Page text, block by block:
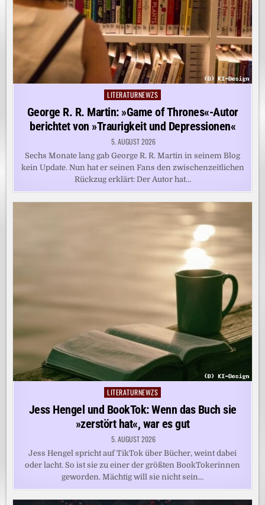
Posted
in
LITERATURNEWZS
George R. R. Martin: »Game of Thrones«-Autor
berichtet von »Traurigkeit und Depressionen«
5. AUGUST 2026
Sechs Monate lang gab George R. R. Martin in seinem Blog
kein Update. Nun hat er seinen Fans den zwischenzeitlichen
Rückzug erklärt: Der Autor hat…
Posted
in
LITERATURNEWZS
Jess Hengel und BookTok: Wenn das Buch sie
»zerstört hat«, war es gut
5. AUGUST 2026
Jess Hengel spricht auf TikTok über Bücher, weint dabei
oder lacht. So ist sie zu einer der größten BookTokerinnen
geworden. Mächtig will sie nicht sein…